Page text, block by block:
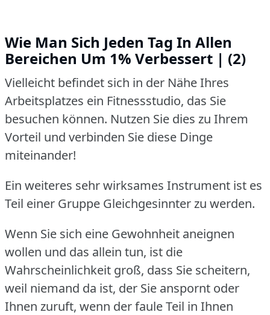
Wie Man Sich Jeden Tag In Allen
Bereichen Um 1% Verbessert | (2)
Vielleicht befindet sich in der Nähe Ihres
Arbeitsplatzes ein Fitnessstudio, das Sie
besuchen können. Nutzen Sie dies zu Ihrem
Vorteil und verbinden Sie diese Dinge
miteinander!
Ein weiteres sehr wirksames Instrument ist es
Teil einer Gruppe Gleichgesinnter zu werden.
Wenn Sie sich eine Gewohnheit aneignen
wollen und das allein tun, ist die
Wahrscheinlichkeit groß, dass Sie scheitern,
weil niemand da ist, der Sie anspornt oder
Ihnen zuruft, wenn der faule Teil in Ihnen